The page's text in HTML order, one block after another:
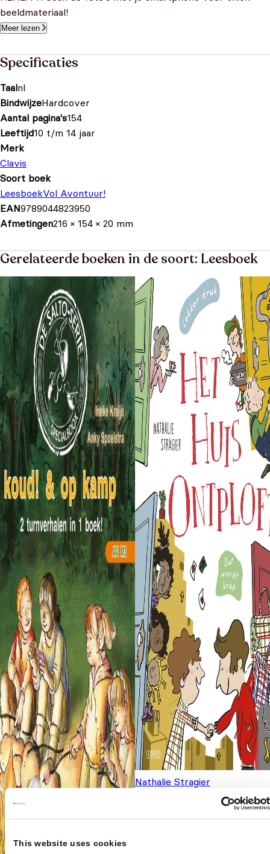
This website uses cookies
beeldmateriaal!
Meer lezen
Specificaties
Taalnl
BindwijzeHardcover
Aantal pagina's154
Leeftijd10 t/m 14 jaar
Merk
Clavis
Soort boek
LeesboekVol Avontuur!
EAN9789044823950
Afmetingen216 × 154 × 20 mm
Gerelateerde boeken in de soort: Leesboek
Nathalie Stragier
€16,99